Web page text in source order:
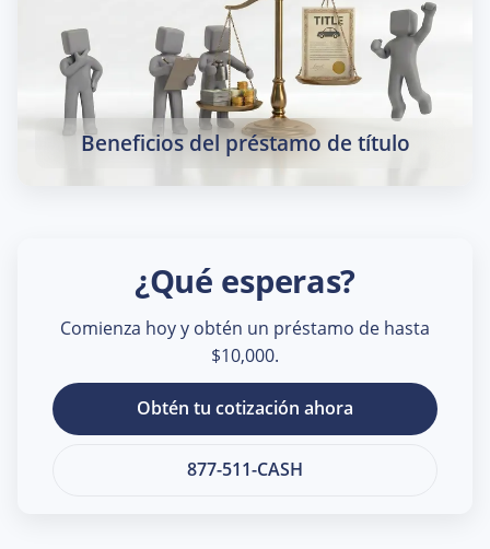
Beneficios del préstamo de título
¿Qué esperas?
Comienza hoy y obtén un préstamo de hasta
$10,000.
Obtén tu cotización ahora
877-511-CASH